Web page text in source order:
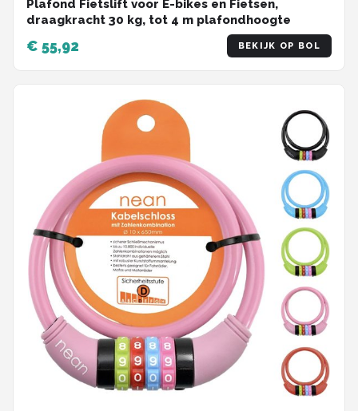
Plafond Fietslift voor E-bikes en Fietsen,
draagkracht 30 kg, tot 4 m plafondhoogte
€ 55,92 BEKIJK OP BOL